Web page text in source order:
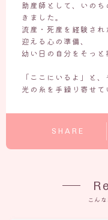
助産師として、いの
きました。
流産・死産を経験さ
迎える心の準備、
幼い日の自分をそっ
「ここにいるよ」と
光の糸を手繰り寄せて
SHARE
こん